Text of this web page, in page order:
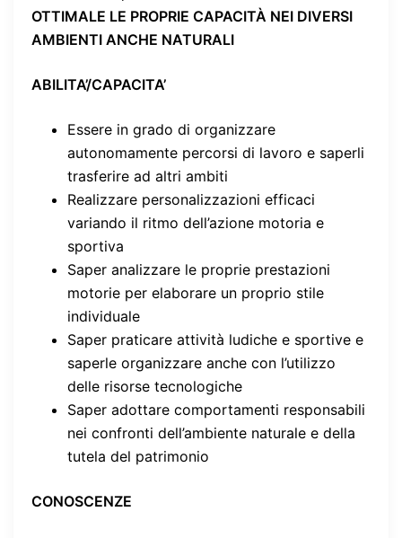
OTTIMALE LE PROPRIE CAPACITÀ NEI DIVERSI
AMBIENTI ANCHE NATURALI
ABILITA’/CAPACITA’
Essere in grado di organizzare
autonomamente percorsi di lavoro e saperli
trasferire ad altri ambiti
Realizzare personalizzazioni efficaci
variando il ritmo dell’azione motoria e
sportiva
Saper analizzare le proprie prestazioni
motorie per elaborare un proprio stile
individuale
Saper praticare attività ludiche e sportive e
saperle organizzare anche con l’utilizzo
delle risorse tecnologiche
Saper adottare comportamenti responsabili
nei confronti dell’ambiente naturale e della
tutela del patrimonio
CONOSCENZE